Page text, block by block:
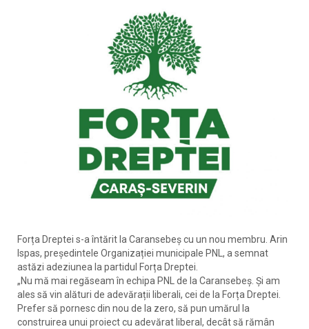
Forța Dreptei s-a întărit la Caransebeș cu un nou membru. Arin
Ispas, președintele Organizației municipale PNL, a semnat
astăzi adeziunea la partidul Forța Dreptei.
„Nu mă mai regăseam în echipa PNL de la Caransebeș. Și am
ales să vin alături de adevărații liberali, cei de la Forța Dreptei.
Prefer să pornesc din nou de la zero, să pun umărul la
construirea unui proiect cu adevărat liberal, decât să rămân